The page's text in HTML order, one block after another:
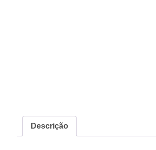
Descrição